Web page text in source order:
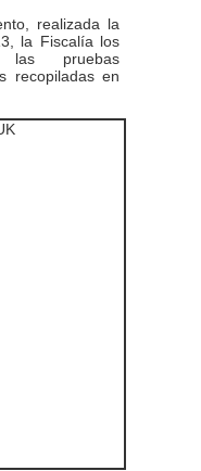
realizada la
la Fiscalía los
las pruebas
recopiladas en